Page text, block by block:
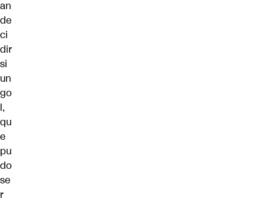
an
de
ci
dir
si
un
go
l,
qu
e
pu
do
se
r